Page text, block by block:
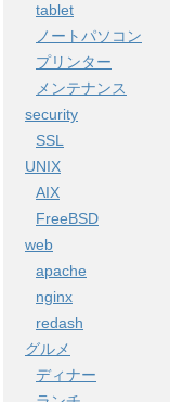
tablet
ノートパソコン
プリンター
メンテナンス
security
SSL
UNIX
AIX
FreeBSD
web
apache
nginx
redash
グルメ
ディナー